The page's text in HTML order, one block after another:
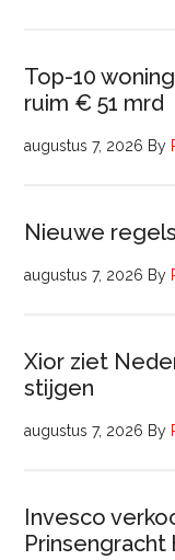
Top-10
ruim € 51 mrd
augustus 7, 2026 By
Nieuwe
augustus 7, 2026 By
Xior ziet
stijgen
augustus 7, 2026 By
Invesco